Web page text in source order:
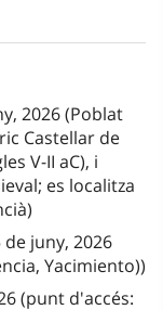
2026 (Poblat
Castellar de
V-II aC), i
es localitza
juny, 2026
Yacimiento))
(punt d'accés: